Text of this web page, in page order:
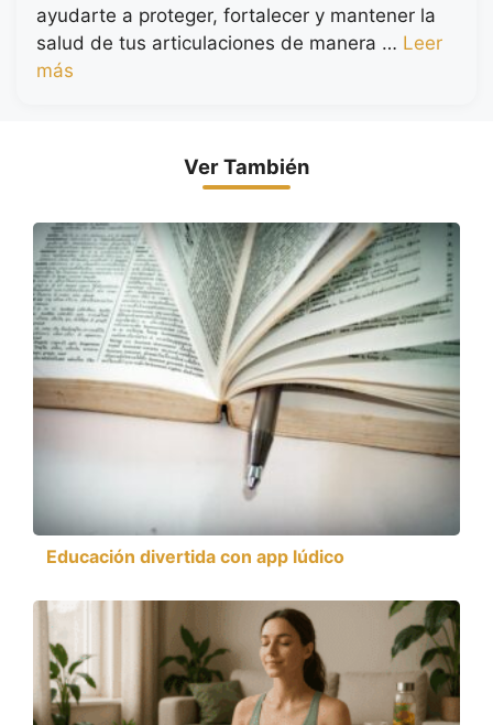
ayudarte a proteger, fortalecer y mantener la
salud de tus articulaciones de manera … Leer
más
Ver También
Educación divertida con app lúdico